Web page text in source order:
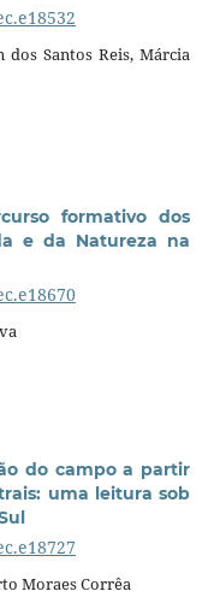
Santos Reis, Márcia
formativo dos
e da Natureza na
do campo a partir
uma leitura sob
Moraes Corrêa